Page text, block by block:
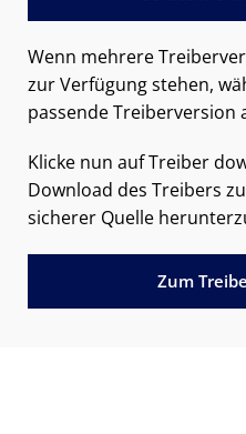
Wenn mehrere
zur Verfügung stehen,
passende Treiberversion
Klicke nun auf Treiber
Download des Treibers
sicherer Quelle
Zum